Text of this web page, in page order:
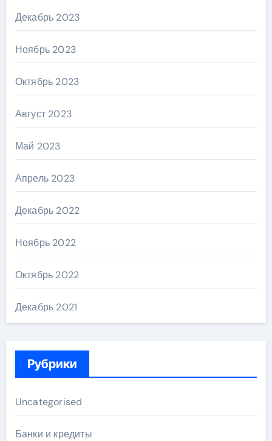
Декабрь 2023
Ноябрь 2023
Октябрь 2023
Август 2023
Май 2023
Апрель 2023
Декабрь 2022
Ноябрь 2022
Октябрь 2022
Декабрь 2021
Рубрики
Uncategorised
Банки и кредиты